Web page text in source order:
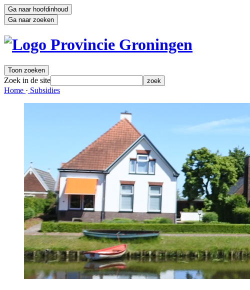
Ga naar hoofdinhoud
Ga naar zoeken
Toon zoeken
Zoek in de site zoek
Home · Subsidies